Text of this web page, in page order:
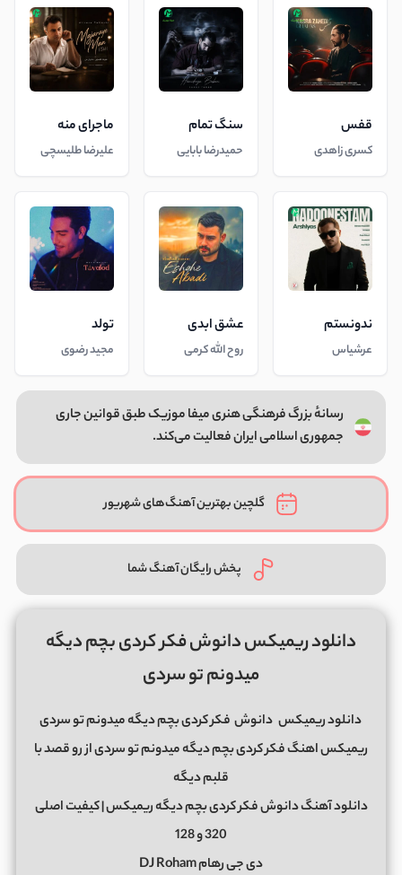
قفس
کسری زاهدی
سنگ تمام
حمیدرضا بابایی
ماجرای منه
علیرضا طلیسچی
ندونستم
عرشیاس
عشق ابدی
روح الله کرمی
تولد
مجید رضوی
رسانهٔ بزرگ فرهنگی هنری میفا موزیک طبق قوانین جاری
جمهوری اسلامی ایران فعالیت می‌کند.
گلچین بهترین آهنگ‌های شهریور
پخش رایگان آهنگ شما
دانلود ریمیکس دانوش فکر کردی بچم دیگه
میدونم تو سردی
دانلود ریمیکس دانوش فکر کردی بچم دیگه میدونم تو سردی
ریمیکس اهنگ فکر کردی بچم دیگه میدونم تو سردی از رو قصد با
قلبم دیگه
دانلود آهنگ دانوش فکر کردی بچم دیگه ریمیکس | کیفیت اصلی
320 و 128
دی جی رهام DJ Roham